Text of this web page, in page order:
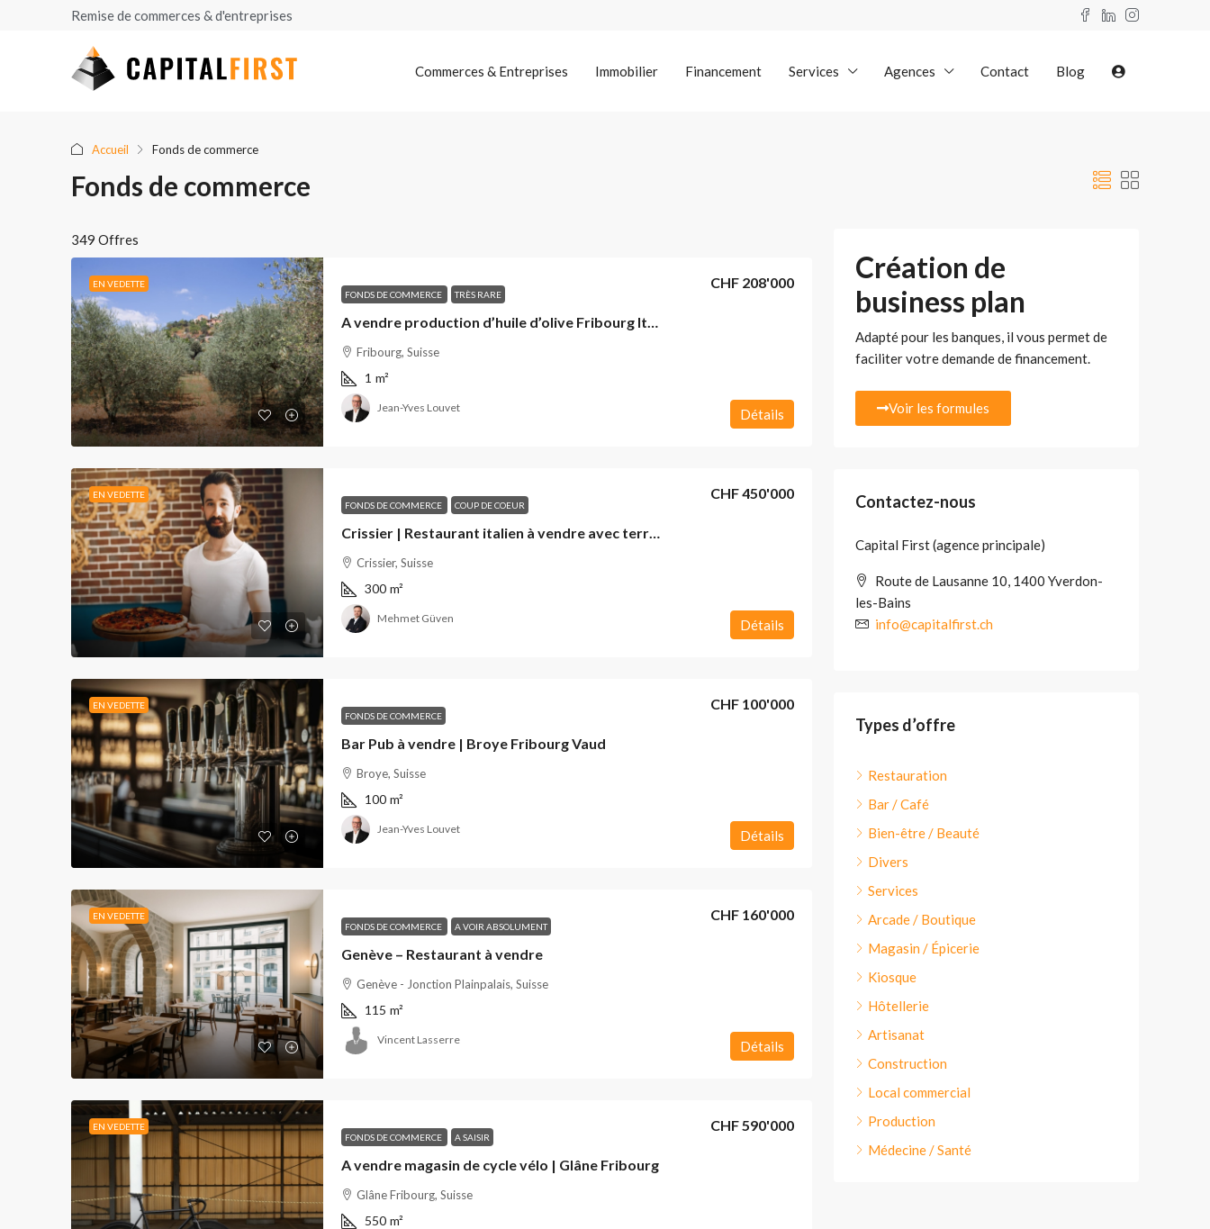
Remise de commerces & d'entreprises
Commerces & Entreprises Immobilier Financement Services Agences Contact Blog
Accueil Fonds de commerce
Fonds de commerce
349 Offres
EN VEDETTE
FONDS DE COMMERCE
TRÈS RARE
A vendre production d’huile d’olive Fribourg Italie
CHF 208'000
Fribourg, Suisse
1 m²
Détails
Jean-Yves Louvet
EN VEDETTE
FONDS DE COMMERCE
COUP DE COEUR
Crissier | Restaurant italien à vendre avec terrasse
CHF 450'000
Crissier, Suisse
300 m²
Détails
Mehmet Güven
EN VEDETTE
FONDS DE COMMERCE
Bar Pub à vendre | Broye Fribourg Vaud
CHF 100'000
Broye, Suisse
100 m²
Détails
Jean-Yves Louvet
EN VEDETTE
FONDS DE COMMERCE
A VOIR ABSOLUMENT
Genève – Restaurant à vendre
CHF 160'000
Genève - Jonction Plainpalais, Suisse
115 m²
Détails
Vincent Lasserre
EN VEDETTE
FONDS DE COMMERCE
A SAISIR
A vendre magasin de cycle vélo | Glâne Fribourg
CHF 590'000
Glâne Fribourg, Suisse
550 m²
Création de
business plan
Adapté pour les banques, il vous permet de
faciliter votre demande de financement.
Voir les formules
Contactez-nous
Capital First (agence principale)
Route de Lausanne 10, 1400 Yverdon-
les-Bains
info@capitalfirst.ch
Types d’offre
Restauration
Bar / Café
Bien-être / Beauté
Divers
Services
Arcade / Boutique
Magasin / Épicerie
Kiosque
Hôtellerie
Artisanat
Construction
Local commercial
Production
Médecine / Santé